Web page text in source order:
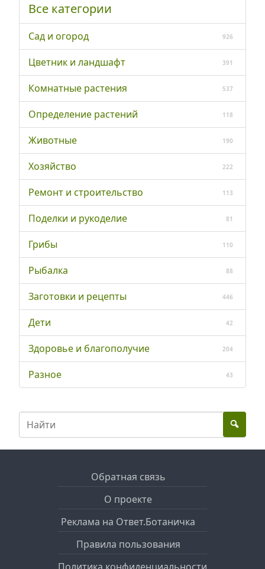
Все категории
Сад и огород 926
Цветник и ландшафт 391
Комнатные растения 537
Определение растений 118
Животные 190
Хозяйство 222
Ремонт и строительство 113
Поделки и рукоделие 81
Грибы 110
Рыбалка 88
Заготовки и рецепты 446
Дети 42
Здоровье и благополучие 204
Разное 43
Обратная связь
О проекте
Реклама на Ответ.Ботаничка
Правила пользования